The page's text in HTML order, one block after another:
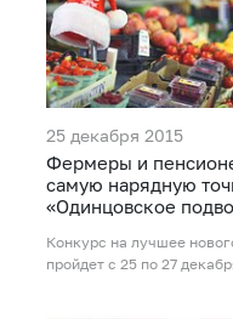
25 декабря 2015
Фермеры и
самую нарядную
«Одинцовское
Конкурс на лучшее
пройдет с 25 по 27